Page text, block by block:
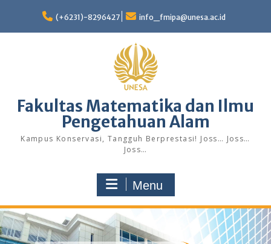
content
(+6231)-8296427 info_fmipa@unesa.ac.id
Fakultas Matematika dan Ilmu
Pengetahuan Alam
Kampus Konservasi, Tangguh Berprestasi! Joss… Joss…
Joss…
Menu